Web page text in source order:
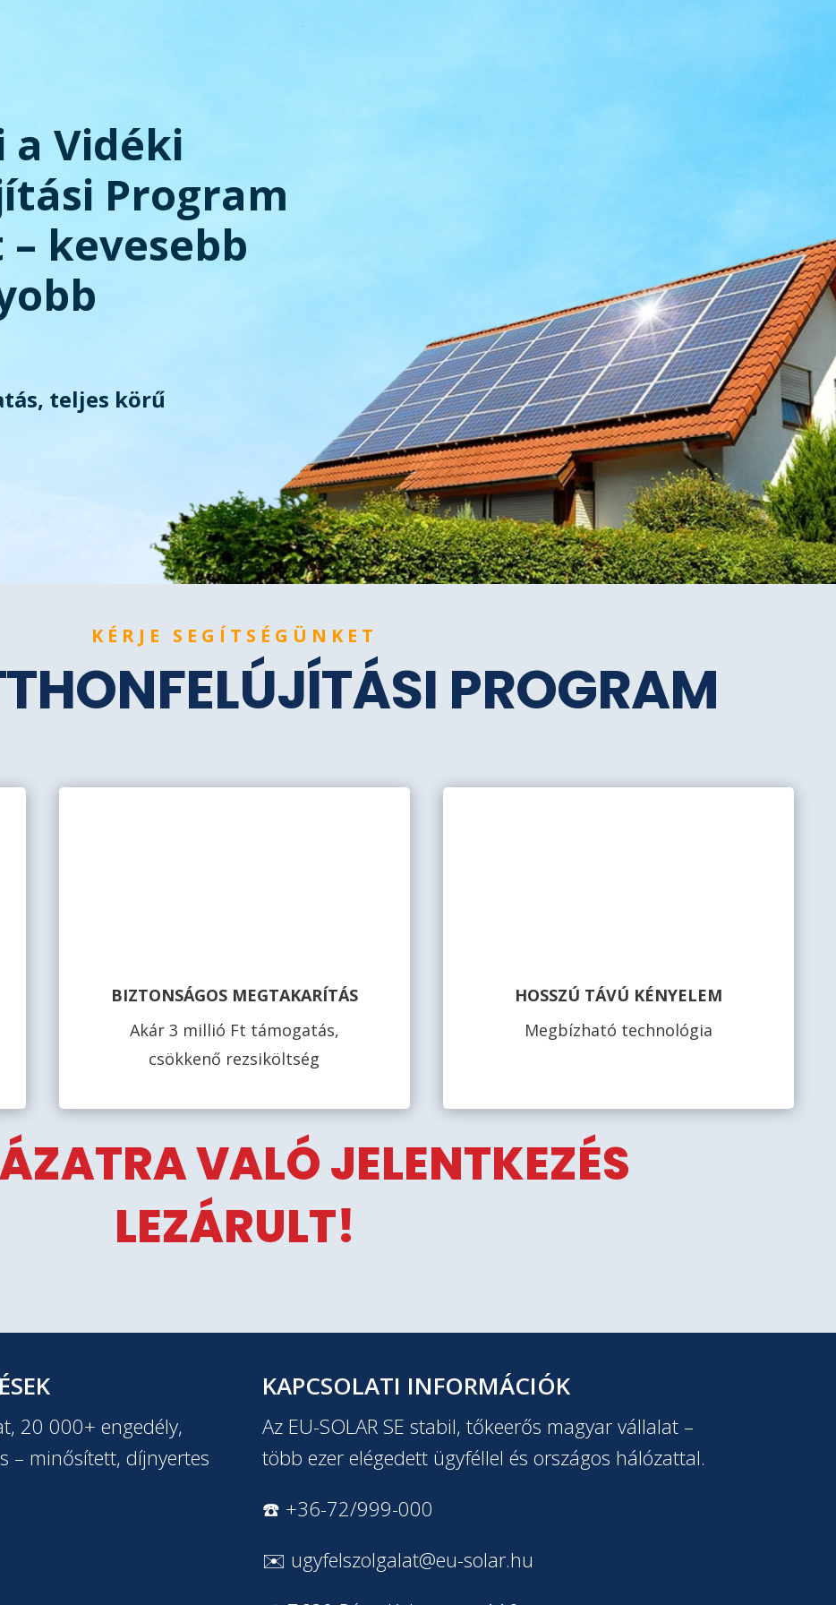
a Vidéki
Program
kevesebb
teljes körű
KÉRJE SEGÍTSÉGÜNKET
PROGRAM
BIZTONSÁGOS MEGTAKARÍTÁS
Akár 3 millió Ft támogatás,
csökkenő rezsiköltség
HOSSZÚ TÁVÚ KÉNYELEM
Megbízható technológia
VALÓ JELENTKEZÉS
LEZÁRULT!
20 000+ engedély,
– minősített, díjnyertes
KAPCSOLATI INFORMÁCIÓK
Az EU-SOLAR SE stabil, tőkeerős magyar vállalat –
több ezer elégedett ügyféllel és országos hálózattal.
☎️ +36-72/999-000
✉️ ugyfelszolgalat@eu-solar.hu